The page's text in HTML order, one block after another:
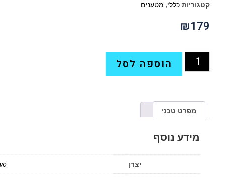
קטגוריות כללי, מטענים
₪179
הוספה לסל
מפרט טכני
מידע נוסף
יצרן